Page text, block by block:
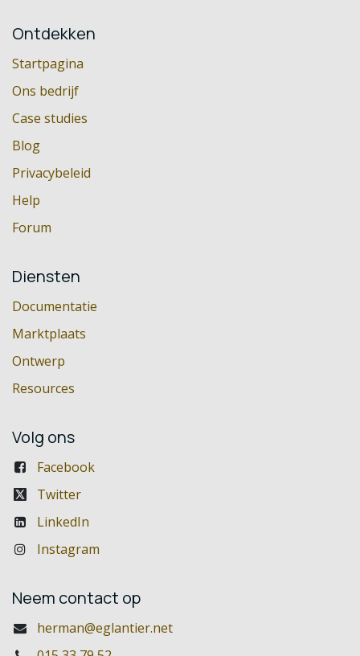
Ontdekken
Startpagina
Ons bedrijf
Case studies
Blog
Privacybeleid
Help
Forum
Diensten
Documentatie
Marktplaats
Ontwerp
Resources
Volg ons
Facebook
Twitter
LinkedIn
Instagram
Neem contact op
herman@eglantier.net